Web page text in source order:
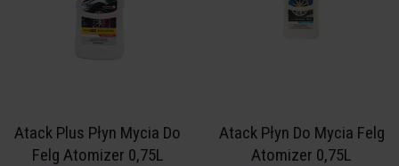
Atack Plus Płyn Mycia Do
Felg Atomizer 0,75L
Atack Płyn Do Mycia Felg
Atomizer 0,75L